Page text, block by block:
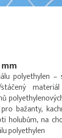
polyethylen –
stáčený
bažanty,
holubům, na
polyethylen